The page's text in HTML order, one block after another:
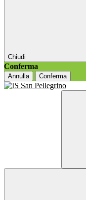
Chiudi
Conferma
Annulla Conferma